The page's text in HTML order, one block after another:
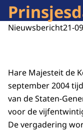
Nieuwsbericht21-
Hare Majesteit de
september 2004
van de Staten-
voor de
De vergadering